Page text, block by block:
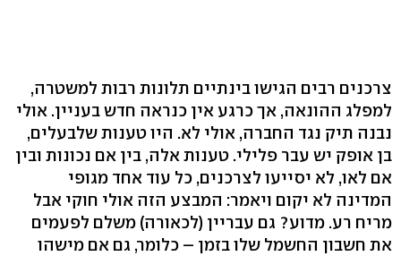
צרכנים רבים הגישו בינתיים תלונות רבות למשטרה,
למפלג ההונאה, אך כרגע אין כנראה חדש בעניין. אולי
נבנה תיק נגד החברה, אולי לא. היו טענות שלבעלים,
בן אופק יש עבר פלילי. טענות אלה, בין אם נכונות ובין
אם לאו, לא יסייעו לצרכנים, כל עוד אחד מגופי
המדינה לא יקום ויאמר: המבצע הזה אולי חוקי אבל
מריח רע. מדוע? גם עבריין (לכאורה) משלם לפעמים
את חשבון החשמל שלו בזמן – כלומר, גם אם מישהו